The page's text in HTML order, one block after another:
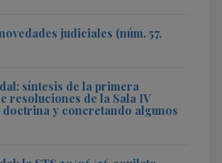
judiciales (núm. 57,
síntesis de la primera
resoluciones de la Sala IV
y concretando algunos